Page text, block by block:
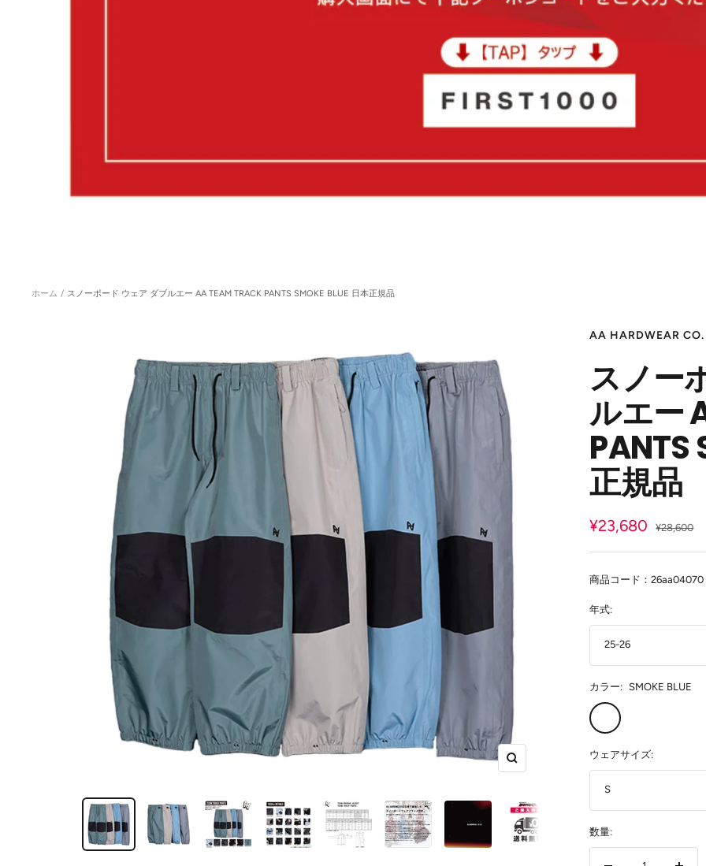
ホーム スノーボード ウェア ダブルエー AA TEAM TRACK PANTS SMOKE BLUE 日本正規品
ズ
ム
イ
ン
AA HARDWEAR CO.
スノー
ルエー
PANTS
正規品
セ
ー
ル
価
格
¥23,680
通
格
¥28,600
商品コード：26aa04070
年式:
25-26
カラー: SMOKE BLUE
SMOKE
BLUE
ウェアサイズ:
S
数量: